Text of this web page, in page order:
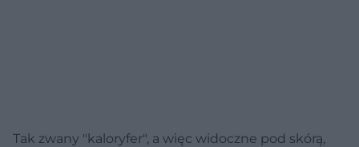
Tak zwany "kaloryfer", a więc widoczne pod skórą,